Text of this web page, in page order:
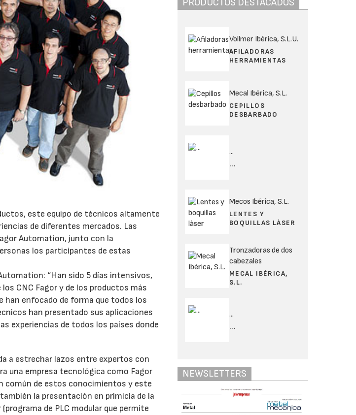
este equipo de técnicos altamente
de diferentes mercados. Las
Automation, junto con la
los participantes de estas
“Han sido 5 días intensivos,
CNC Fagor y de los productos más
han enfocado de forma que todos los
han presentado sus aplicaciones
experiencias de todos los países donde
a estrechar lazos entre expertos con
una empresa tecnológica como Fagor
común de estos conocimientos y este
la presentación en primicia de la
de PLC modular que permite
PRODUCTOS DESTACADOS
Vollmer Ibérica, S.L.U.
AFILADORAS
HERRAMIENTAS
Mecal Ibérica, S.L.
CEPILLOS
DESBARBADO
...
...
Mecos Ibérica, S.L.
LENTES Y
BOQUILLAS LÀSER
Tronzadoras de dos
cabezales
MECAL IBÉRICA,
S.L.
...
...
NEWSLETTERS